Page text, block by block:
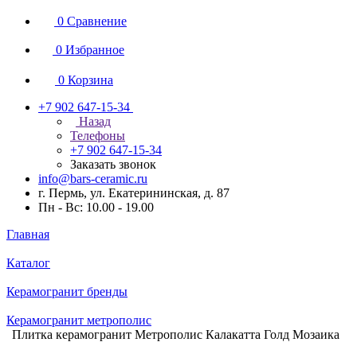
0 Сравнение
0 Избранное
0 Корзина
+7 902 647-15-34
Назад
Телефоны
+7 902 647-15-34
Заказать звонок
info@bars-ceramic.ru
г. Пермь, ул. Екатерининская, д. 87
Пн - Вс: 10.00 - 19.00
Главная
Каталог
Керамогранит бренды
Керамогранит метрополис
Плитка керамогранит Метрополис Калакатта Голд Мозаика